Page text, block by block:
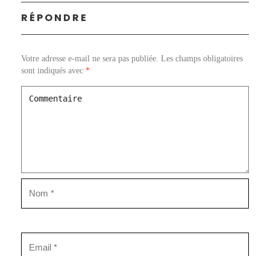
RÉPONDRE
Votre adresse e-mail ne sera pas publiée. Les champs obligatoires
sont indiqués avec *